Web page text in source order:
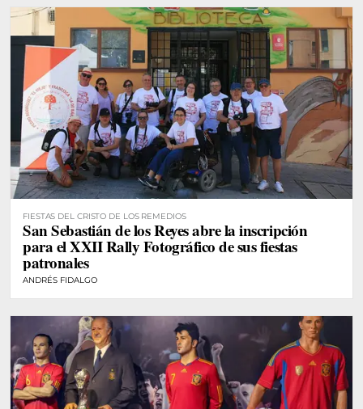
FIESTAS DEL CRISTO DE LOS REMEDIOS
San Sebastián de los Reyes abre la inscripción
para el XXII Rally Fotográfico de sus fiestas
patronales
ANDRÉS FIDALGO